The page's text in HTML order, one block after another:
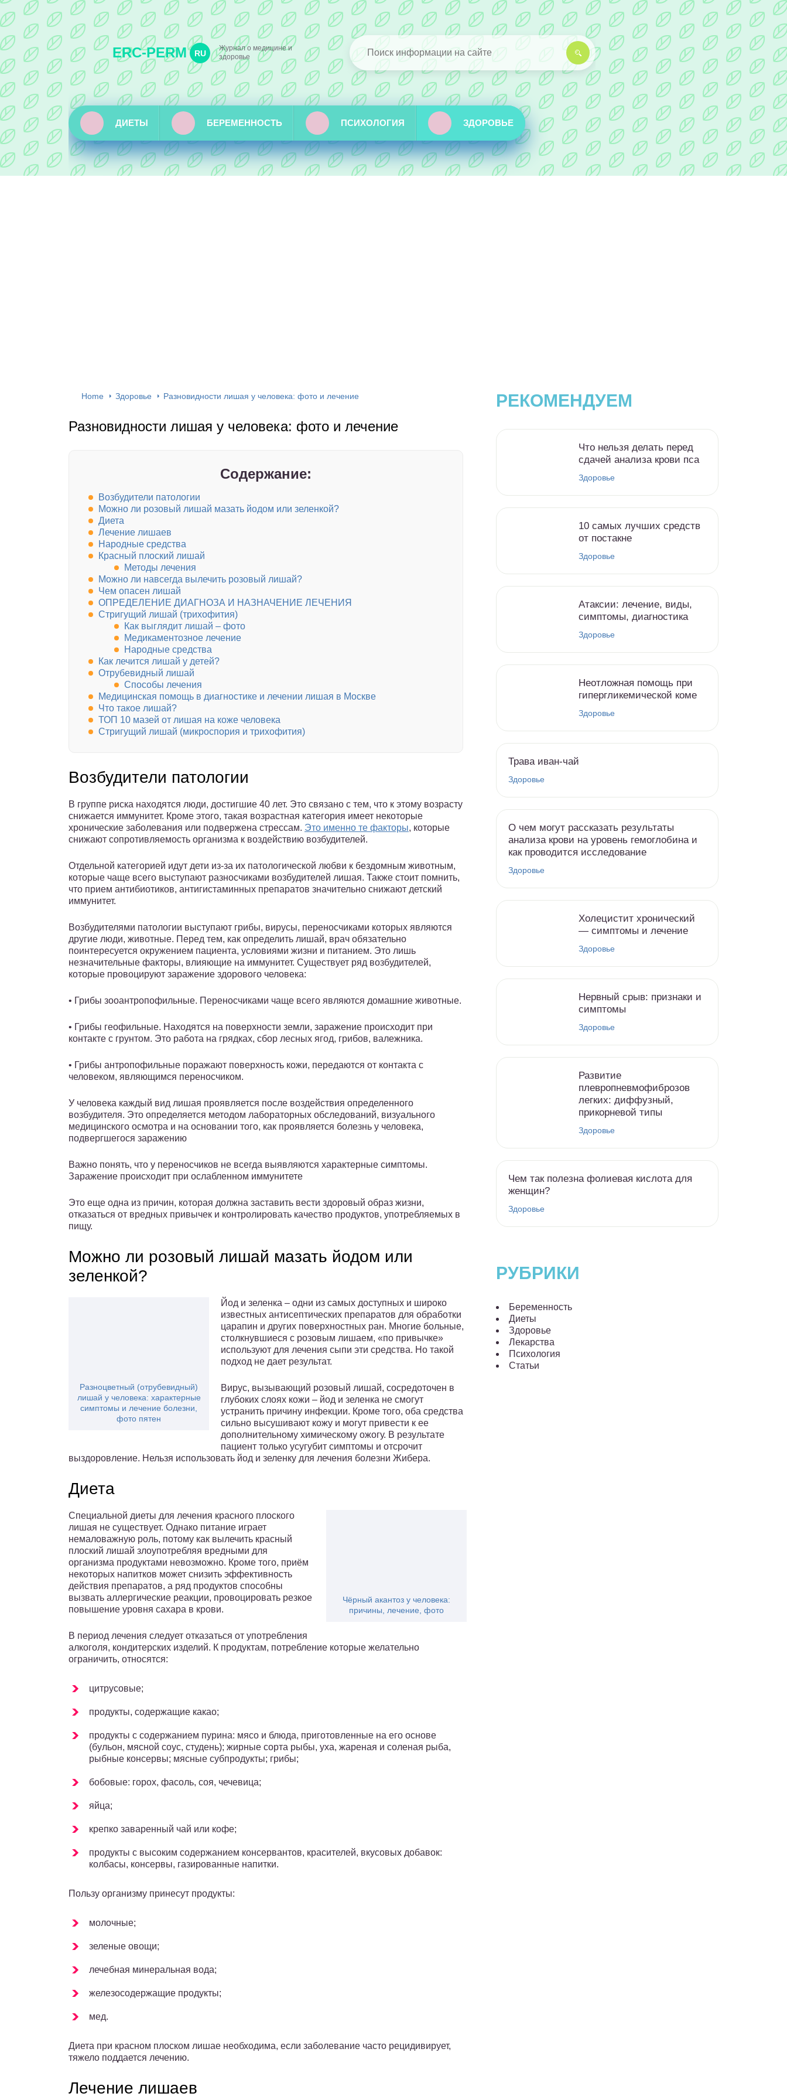
ERC-PERM RU
Журнал о медицине и
здоровье
ДИЕТЫ БЕРЕМЕННОСТЬ ПСИХОЛОГИЯ ЗДОРОВЬЕ
Home Здоровье Разновидности лишая у человека: фото и лечение
Разновидности лишая у человека: фото и лечение
Содержание:
Возбудители патологии
Можно ли розовый лишай мазать йодом или зеленкой?
Диета
Лечение лишаев
Народные средства
Красный плоский лишай
Методы лечения
Можно ли навсегда вылечить розовый лишай?
Чем опасен лишай
ОПРЕДЕЛЕНИЕ ДИАГНОЗА И НАЗНАЧЕНИЕ ЛЕЧЕНИЯ
Стригущий лишай (трихофития)
Как выглядит лишай – фото
Медикаментозное лечение
Народные средства
Как лечится лишай у детей?
Отрубевидный лишай
Способы лечения
Медицинская помощь в диагностике и лечении лишая в Москве
Что такое лишай?
ТОП 10 мазей от лишая на коже человека
Стригущий лишай (микроспория и трихофития)
Возбудители патологии
В группе риска находятся люди, достигшие 40 лет. Это связано с тем, что к этому возрасту
снижается иммунитет. Кроме этого, такая возрастная категория имеет некоторые
хронические заболевания или подвержена стрессам. Это именно те факторы, которые
снижают сопротивляемость организма к воздействию возбудителей.
Отдельной категорией идут дети из-за их патологической любви к бездомным животным,
которые чаще всего выступают разносчиками возбудителей лишая. Также стоит помнить,
что прием антибиотиков, антигистаминных препаратов значительно снижают детский
иммунитет.
Возбудителями патологии выступают грибы, вирусы, переносчиками которых являются
другие люди, животные. Перед тем, как определить лишай, врач обязательно
поинтересуется окружением пациента, условиями жизни и питанием. Это лишь
незначительные факторы, влияющие на иммунитет. Существует ряд возбудителей,
которые провоцируют заражение здорового человека:
• Грибы зооантропофильные. Переносчиками чаще всего являются домашние животные.
• Грибы геофильные. Находятся на поверхности земли, заражение происходит при
контакте с грунтом. Это работа на грядках, сбор лесных ягод, грибов, валежника.
• Грибы антропофильные поражают поверхность кожи, передаются от контакта с
человеком, являющимся переносчиком.
У человека каждый вид лишая проявляется после воздействия определенного
возбудителя. Это определяется методом лабораторных обследований, визуального
медицинского осмотра и на основании того, как проявляется болезнь у человека,
подвергшегося заражению
Важно понять, что у переносчиков не всегда выявляются характерные симптомы.
Заражение происходит при ослабленном иммунитете
Это еще одна из причин, которая должна заставить вести здоровый образ жизни,
отказаться от вредных привычек и контролировать качество продуктов, употребляемых в
пищу.
Можно ли розовый лишай мазать йодом или
зеленкой?
Разноцветный (отрубевидный)
лишай у человека: характерные
симптомы и лечение болезни,
фото пятен
Йод и зеленка – одни из самых доступных и широко
известных антисептических препаратов для обработки
царапин и других поверхностных ран. Многие больные,
столкнувшиеся с розовым лишаем, «по привычке»
используют для лечения сыпи эти средства. Но такой
подход не дает результат.
Вирус, вызывающий розовый лишай, сосредоточен в
глубоких слоях кожи – йод и зеленка не смогут
устранить причину инфекции. Кроме того, оба средства
сильно высушивают кожу и могут привести к ее
дополнительному химическому ожогу. В результате
пациент только усугубит симптомы и отсрочит
выздоровление. Нельзя использовать йод и зеленку для лечения болезни Жибера.
Диета
Чёрный акантоз у человека:
причины, лечение, фото
Специальной диеты для лечения красного плоского
лишая не существует. Однако питание играет
немаловажную роль, потому как вылечить красный
плоский лишай злоупотребляя вредными для
организма продуктами невозможно. Кроме того, приём
некоторых напитков может снизить эффективность
действия препаратов, а ряд продуктов способны
вызвать аллергические реакции, провоцировать резкое
повышение уровня сахара в крови.
В период лечения следует отказаться от употребления
алкоголя, кондитерских изделий. К продуктам, потребление которые желательно
ограничить, относятся:
цитрусовые;
продукты, содержащие какао;
продукты с содержанием пурина: мясо и блюда, приготовленные на его основе
(бульон, мясной соус, студень); жирные сорта рыбы, уха, жареная и соленая рыба,
рыбные консервы; мясные субпродукты; грибы;
бобовые: горох, фасоль, соя, чечевица;
яйца;
крепко заваренный чай или кофе;
продукты с высоким содержанием консервантов, красителей, вкусовых добавок:
колбасы, консервы, газированные напитки.
Пользу организму принесут продукты:
молочные;
зеленые овощи;
лечебная минеральная вода;
железосодержащие продукты;
мед.
Диета при красном плоском лишае необходима, если заболевание часто рецидивирует,
тяжело поддается лечению.
Лечение лишаев
РЕКОМЕНДУЕМ
Что нельзя делать перед
сдачей анализа крови пса
Здоровье
10 самых лучших средств
от постакне
Здоровье
Атаксии: лечение, виды,
симптомы, диагностика
Здоровье
Неотложная помощь при
гипергликемической коме
Здоровье
Трава иван-чай
Здоровье
О чем могут рассказать результаты
анализа крови на уровень гемоглобина и
как проводится исследование
Здоровье
Холецистит хронический
— симптомы и лечение
Здоровье
Нервный срыв: признаки и
симптомы
Здоровье
Развитие
плевропневмофиброзов
легких: диффузный,
прикорневой типы
Здоровье
Чем так полезна фолиевая кислота для
женщин?
Здоровье
РУБРИКИ
Беременность
Диеты
Здоровье
Лекарства
Психология
Статьи